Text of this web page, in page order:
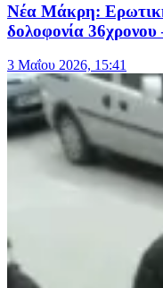
Νέα Μάκρη:
δολοφονία 36χρονου
3 Μαΐου 2026, 15:41